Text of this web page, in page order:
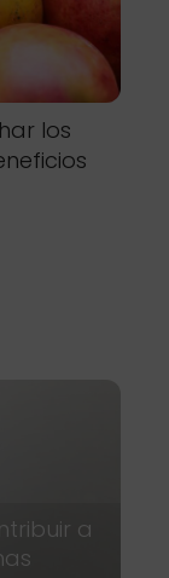
los
a